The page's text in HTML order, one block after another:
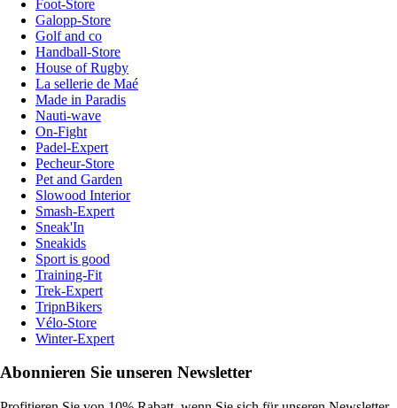
Foot-Store
Galopp-Store
Golf and co
Handball-Store
House of Rugby
La sellerie de Maé
Made in Paradis
Nauti-wave
On-Fight
Padel-Expert
Pecheur-Store
Pet and Garden
Slowood Interior
Smash-Expert
Sneak'In
Sneakids
Sport is good
Training-Fit
Trek-Expert
TripnBikers
Vélo-Store
Winter-Expert
Abonnieren Sie unseren Newsletter